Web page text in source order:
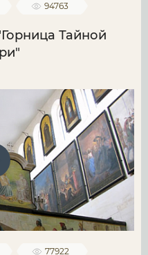
94763
Тайной
77922